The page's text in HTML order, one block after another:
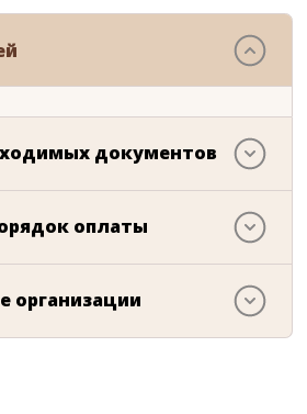
документов
оплаты
организации